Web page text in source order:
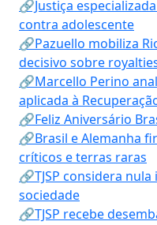
🔗Justiça
contra adolescente
🔗Pazuello mobiliza
decisivo sobre
🔗Marcello Perino
aplicada à
🔗Feliz Aniversário
🔗Brasil e Alemanha
críticos e terras raras
🔗TJSP considera
sociedade
🔗TJSP recebe